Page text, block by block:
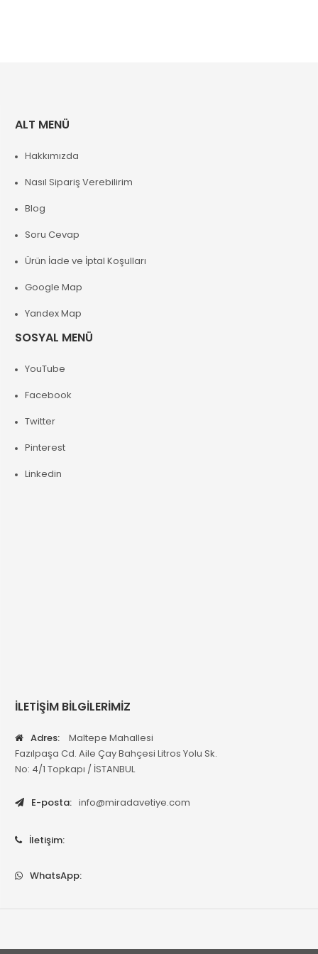
ALT MENÜ
Hakkımızda
Nasıl Sipariş Verebilirim
Blog
Soru Cevap
Ürün İade ve İptal Koşulları
Google Map
Yandex Map
SOSYAL MENÜ
YouTube
Facebook
Twitter
Pinterest
Linkedin
İLETİŞİM BİLGİLERİMİZ
Adres:
Maltepe Mahallesi
Fazılpaşa Cd. Aile Çay Bahçesi Litros Yolu Sk.
No: 4/1 Topkapı / İSTANBUL
E-posta: info@miradavetiye.com
İletişim:
WhatsApp: